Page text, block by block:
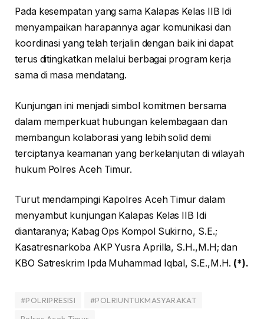
Pada kesempatan yang sama Kalapas Kelas IIB Idi
menyampaikan harapannya agar komunikasi dan
koordinasi yang telah terjalin dengan baik ini dapat
terus ditingkatkan melalui berbagai program kerja
sama di masa mendatang.
Kunjungan ini menjadi simbol komitmen bersama
dalam memperkuat hubungan kelembagaan dan
membangun kolaborasi yang lebih solid demi
terciptanya keamanan yang berkelanjutan di wilayah
hukum Polres Aceh Timur.
Turut mendampingi Kapolres Aceh Timur dalam
menyambut kunjungan Kalapas Kelas IIB Idi
diantaranya; Kabag Ops Kompol Sukirno, S.E.;
Kasatresnarkoba AKP Yusra Aprilla, S.H.,M.H; dan
KBO Satreskrim Ipda Muhammad Iqbal, S.E.,M.H. (*).
#POLRIPRESISI
#POLRIUNTUKMASYARAKAT